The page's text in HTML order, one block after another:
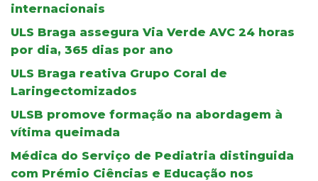
internacionais
ULS Braga assegura Via Verde AVC 24 horas
por dia, 365 dias por ano
ULS Braga reativa Grupo Coral de
Laringectomizados
ULSB promove formação na abordagem à
vítima queimada
Médica do Serviço de Pediatria distinguida
com Prémio Ciências e Educação nos